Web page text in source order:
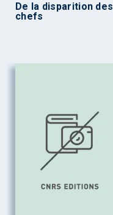
De la disparition des
chefs